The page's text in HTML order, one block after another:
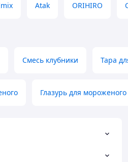
Atak ORIHIRO
Смесь клубники Тара
Глазурь для мороженого